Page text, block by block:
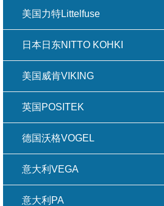
美国力特Littelfuse
日本日东NITTO KOHKI
美国威肯VIKING
英国POSITEK
德国沃格VOGEL
意大利VEGA
意大利PA